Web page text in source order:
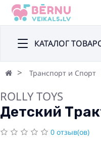
КАТАЛОГ
Транспорт и Спорт
ROLLY TOYS
Детский
0 отзыв(ов)